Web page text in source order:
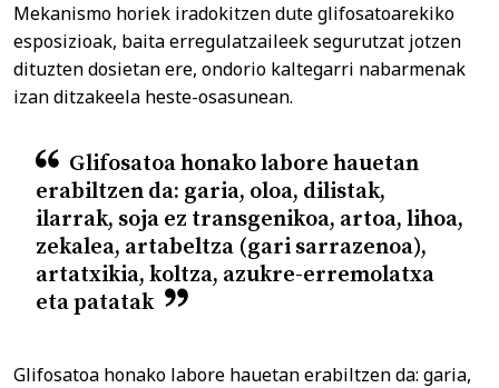
Mekanismo horiek iradokitzen dute glifosatoarekiko
esposizioak, baita erregulatzaileek segurutzat jotzen
dituzten dosietan ere, ondorio kaltegarri nabarmenak
izan ditzakeela heste-osasunean.
Glifosatoa honako labore hauetan
erabiltzen da: garia, oloa, dilistak,
ilarrak, soja ez transgenikoa, artoa, lihoa,
zekalea, artabeltza (gari sarrazenoa),
artatxikia, koltza, azukre-erremolatxa
eta patatak
Glifosatoa honako labore hauetan erabiltzen da: garia,